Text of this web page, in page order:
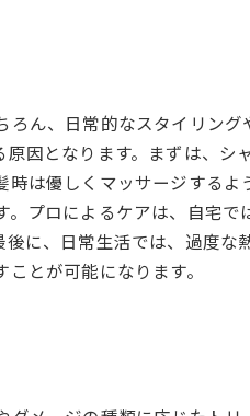
ん、日常的なスタイリン
因となります。まずは、シ
は優しくマッサージする
プロによるケアは、自宅で
に、日常生活では、過度な
とが可能になります。